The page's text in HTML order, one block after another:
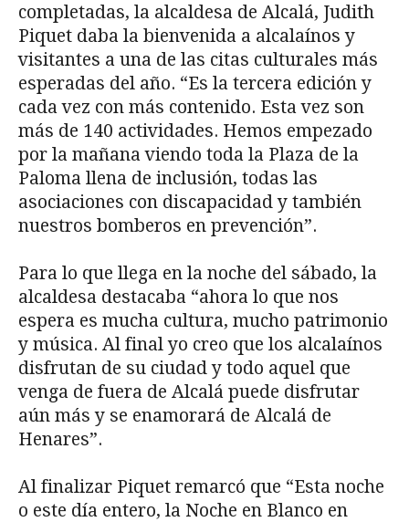
completadas, la alcaldesa de Alcalá, Judith
Piquet daba la bienvenida a alcalaínos y
visitantes a una de las citas culturales más
esperadas del año. “Es la tercera edición y
cada vez con más contenido. Esta vez son
más de 140 actividades. Hemos empezado
por la mañana viendo toda la Plaza de la
Paloma llena de inclusión, todas las
asociaciones con discapacidad y también
nuestros bomberos en prevención”.
Para lo que llega en la noche del sábado, la
alcaldesa destacaba “ahora lo que nos
espera es mucha cultura, mucho patrimonio
y música. Al final yo creo que los alcalaínos
disfrutan de su ciudad y todo aquel que
venga de fuera de Alcalá puede disfrutar
aún más y se enamorará de Alcalá de
Henares”.
Al finalizar Piquet remarcó que “Esta noche
o este día entero, la Noche en Blanco en